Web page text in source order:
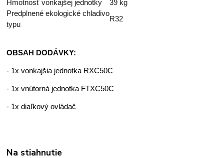
Hmotnosť vonkajšej jednotky
39 kg
Predplnené ekologické chladivo
typu
R32
OBSAH DODÁVKY:
- 1x vonkajšia jednotka RXC50C
- 1x vnútorná jednotka FTXC50C
- 1x diaľkový ovládač
Na stiahnutie